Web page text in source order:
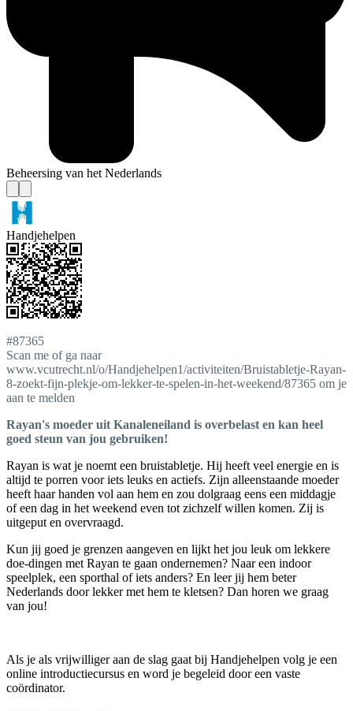
Beheersing van het Nederlands
Handjehelpen
#87365
Scan me of ga naar
www.vcutrecht.nl/o/Handjehelpen1/activiteiten/Bruistabletje-Rayan-
8-zoekt-fijn-plekje-om-lekker-te-spelen-in-het-weekend/87365 om je
aan te melden
Rayan's moeder uit Kanaleneiland is overbelast en kan heel
goed steun van jou gebruiken!
Rayan is wat je noemt een bruistabletje. Hij heeft veel energie en is
altijd te porren voor iets leuks en actiefs. Zijn alleenstaande moeder
heeft haar handen vol aan hem en zou dolgraag eens een middagje
of een dag in het weekend even tot zichzelf willen komen. Zij is
uitgeput en overvraagd.
Kun jij goed je grenzen aangeven en lijkt het jou leuk om lekkere
doe-dingen met Rayan te gaan ondernemen? Naar een indoor
speelplek, een sporthal of iets anders? En leer jij hem beter
Nederlands door lekker met hem te kletsen? Dan horen we graag
van jou!
Als je als vrijwilliger aan de slag gaat bij Handjehelpen volg je een
online introductiecursus en word je begeleid door een vaste
coördinator.